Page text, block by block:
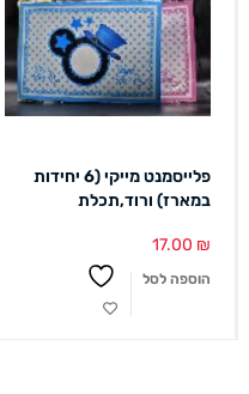
פלייסמנט מייקי (6 יחידות
במארז) ורוד,תכלת
17.00 ₪
הוספה לסל